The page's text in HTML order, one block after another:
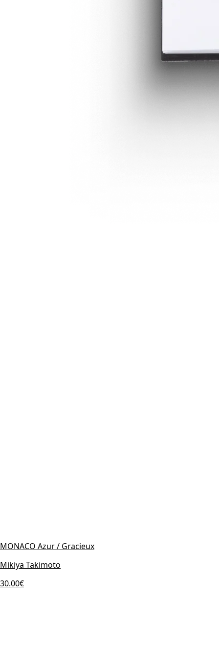
MONACO Azur / Gracieux
Mikiya Takimoto
30.00€